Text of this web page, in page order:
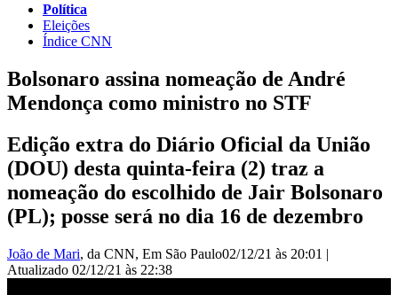
Política
Eleições
Índice CNN
Bolsonaro assina nomeação de André
Mendonça como ministro no STF
Edição extra do Diário Oficial da União
(DOU) desta quinta-feira (2) traz a
nomeação do escolhido de Jair Bolsonaro
(PL); posse será no dia 16 de dezembro
João de Mari, da CNN, Em São Paulo02/12/21 às 20:01 |
Atualizado 02/12/21 às 22:38